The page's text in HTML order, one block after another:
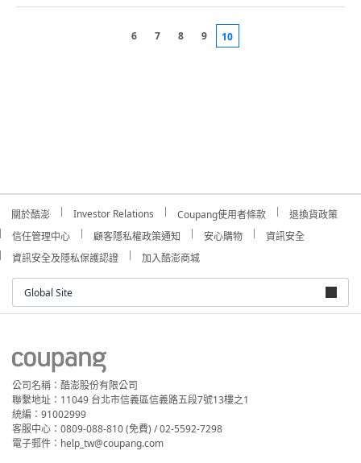
6 7 8 9 10
關於酷澎 Investor Relations Coupang使用者條款
退換貨政策
信任管理中心
顧客隱私權政策通知 安心購物
資訊安全
資訊安全及隱私保護認證
加入酷澎商城
Global Site
公司名稱：酷澎股份有限公司
聯繫地址：11049 台北市信義區信義路五段7號13樓之1
統編：91002999
客服中心：0809-088-810 (免費) / 02-5592-7298
電子郵件：help_tw@coupang.com